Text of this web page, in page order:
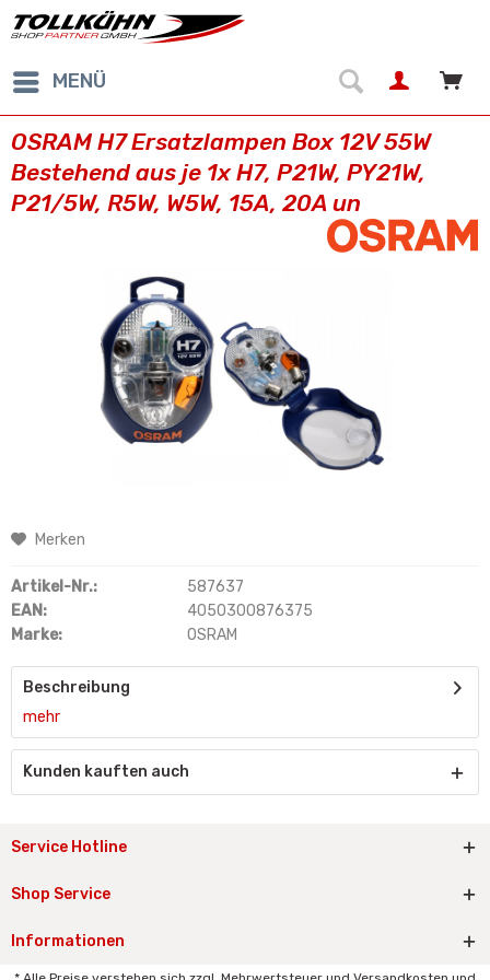
MENÜ
OSRAM H7 Ersatzlampen Box 12V 55W
Bestehend aus je 1x H7, P21W, PY21W,
P21/5W, R5W, W5W, 15A, 20A un
Merken
Artikel-Nr.:
587637
EAN:
4050300876375
Marke:
OSRAM
Beschreibung
mehr
Kunden kauften auch
Service Hotline
Shop Service
Informationen